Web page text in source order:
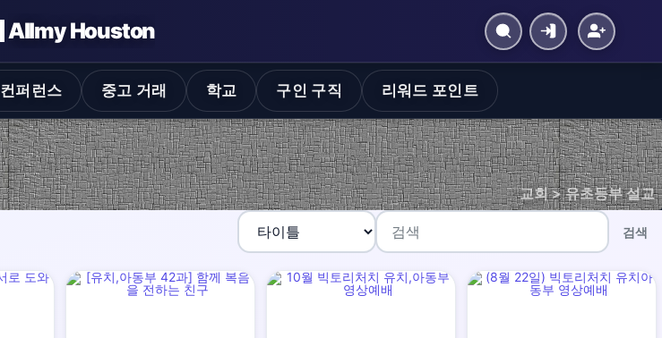
Allmy Houston
컨퍼런스 중고 거래 학교 구인 구직 리워드 포인트
교회 > 유초등부 설교
검색